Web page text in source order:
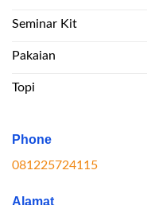
Seminar Kit
Pakaian
Topi
Phone
081225724115
Alamat